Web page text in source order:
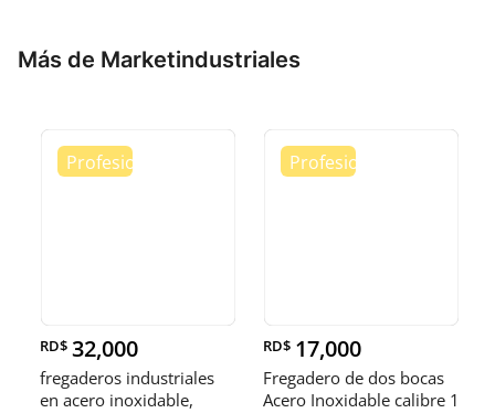
Más de Marketindustriales
RD$ 32,000
fregaderos industriales
en acero inoxidable,
RD$ 17,000
Fregadero de dos bocas
Acero Inoxidable calibre 1